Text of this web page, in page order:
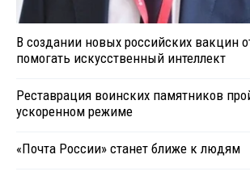
В создании новых российских вакцин
помогать искусственный интеллект
Реставрация воинских памятников
ускоренном режиме
«Почта России» станет ближе к людям